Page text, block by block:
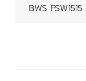
BWS FSW1515